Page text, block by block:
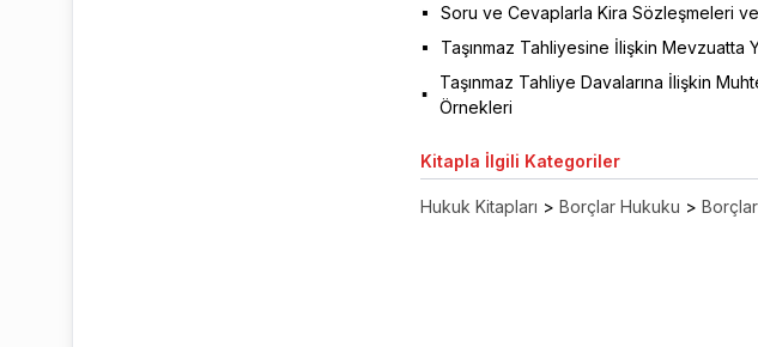
Soru ve Cevaplarla Kira Sözleşmeleri
Taşınmaz Tahliyesine İlişkin Mevzuatta
Taşınmaz Tahliye Davalarına İlişkin
Örnekleri
Kitapla İlgili Kategoriler
Hukuk Kitapları > Borçlar Hukuku >